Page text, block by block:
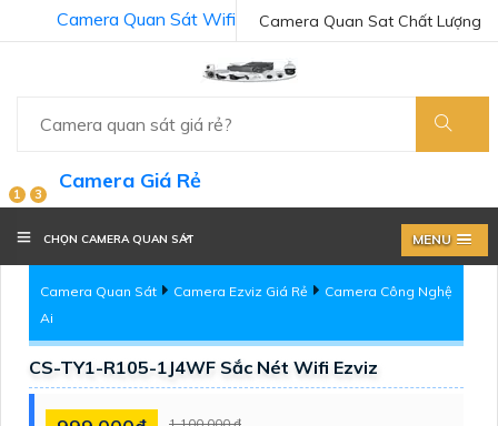
Camera Quan Sat Chất Lượng
Camera Quan Sát Wifi
1 3
Camera Giá Rẻ
CHỌN CAMERA QUAN SÁT MENU
Camera Quan Sát Camera Ezviz Giá Rẻ
Camera Công Nghệ
Ai
CS-TY1-R105-1J4WF Sắc Nét Wifi Ezviz